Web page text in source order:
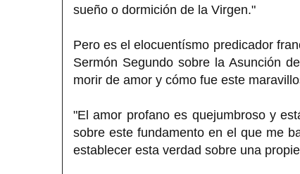
sueño o dormición de la Virgen."
Pero es el elocuentísmo predicador
Sermón Segundo sobre la Asunción
morir de amor y cómo fue este
"El amor profano es quejumbroso y
sobre este fundamento en el que me
establecer esta verdad sobre una